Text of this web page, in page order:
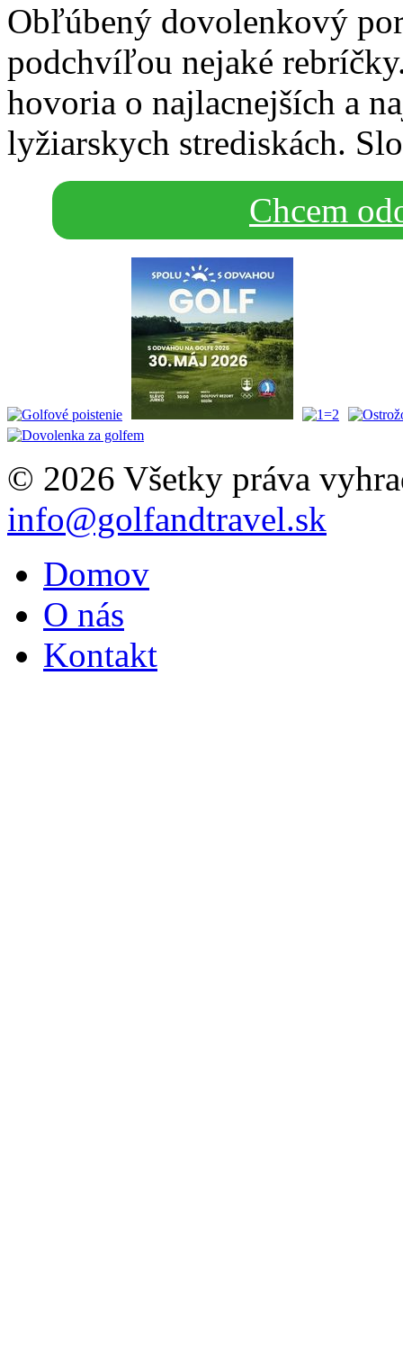
Obľúbený dovolenkový
podchvíľou nejaké
hovoria o najlacnejších a
lyžiarskych strediskách.
Chcem
© 2026 Všetky práva
info@golfandtravel.sk
Domov
O nás
Kontakt